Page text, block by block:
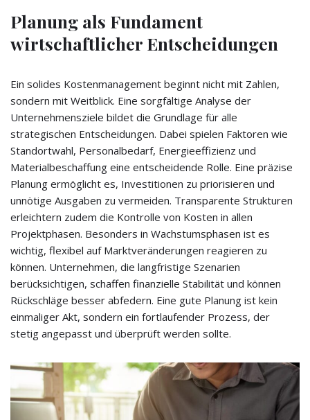
Planung als Fundament
wirtschaftlicher Entscheidungen
Ein solides Kostenmanagement beginnt nicht mit Zahlen,
sondern mit Weitblick. Eine sorgfältige Analyse der
Unternehmensziele bildet die Grundlage für alle
strategischen Entscheidungen. Dabei spielen Faktoren wie
Standortwahl, Personalbedarf, Energieeffizienz und
Materialbeschaffung eine entscheidende Rolle. Eine präzise
Planung ermöglicht es, Investitionen zu priorisieren und
unnötige Ausgaben zu vermeiden. Transparente Strukturen
erleichtern zudem die Kontrolle von Kosten in allen
Projektphasen. Besonders in Wachstumsphasen ist es
wichtig, flexibel auf Marktveränderungen reagieren zu
können. Unternehmen, die langfristige Szenarien
berücksichtigen, schaffen finanzielle Stabilität und können
Rückschläge besser abfedern. Eine gute Planung ist kein
einmaliger Akt, sondern ein fortlaufender Prozess, der
stetig angepasst und überprüft werden sollte.